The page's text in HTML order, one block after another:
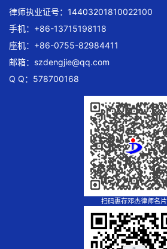
律师执业证号：14403201810022100
手机：+86-13715198118
座机：+86-0755-82984411
邮箱： szdengjie@qq.com
Q Q：578700168
扫码惠存邓杰律师名片